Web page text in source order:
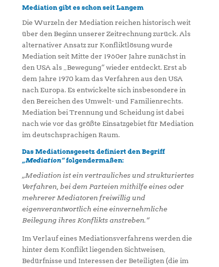
Mediation gibt es schon seit Langem
Die Wurzeln der Mediation reichen historisch weit
über den Beginn unserer Zeitrechnung zurück. Als
alternativer Ansatz zur Konfliktlösung wurde
Mediation seit Mitte der 1960er Jahre zunächst in
den USA als „Bewegung“ wieder entdeckt. Erst ab
dem Jahre 1970 kam das Verfahren aus den USA
nach Europa. Es entwickelte sich insbesondere in
den Bereichen des Umwelt- und Familienrechts.
Mediation bei Trennung und Scheidung ist dabei
nach wie vor das größte Einsatzgebiet für Mediation
im deutschsprachigen Raum.
Das Mediationsgesetz definiert den Begriff
„Mediation“folgendermaßen:
„Mediation ist ein vertrauliches und strukturiertes
Verfahren, bei dem Parteien mithilfe eines oder
mehrerer Mediatoren freiwillig und
eigenverantwortlich eine einvernehmliche
Beilegung ihres Konflikts anstreben.“
Im Verlauf eines Mediationsverfahrens werden die
hinter dem Konflikt liegenden Sichtweisen,
Bedürfnisse und Interessen der Beteiligten (die im